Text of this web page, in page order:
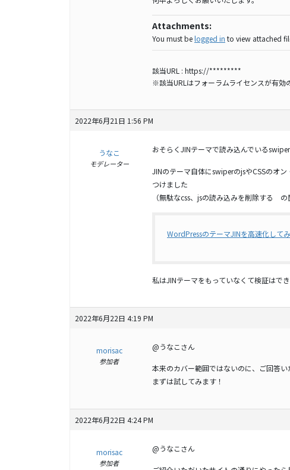
Attachments:
You must belogged in to view attached
該当URL : https://*********
※該当URLはフォーラムライセンスが有効
2022年6月21日 1:56 PM
うなこ
モデレーター
おそらくJINテーマで読み込んでいる
JINのテーマ自体にswiperのjsやCSSのオ
つけました
（無駄なcss、jsの読み込みを削除する の
WordPressのテーマJINを高速化して
私はJINテーマをもっていなくて検証はで
2022年6月22日 4:19 PM
morisac
参加者
@うなこさん
本来のカバー範囲ではないのに、ご回答い
まずは試してみます！
2022年6月22日 4:24 PM
morisac
参加者
@うなこさん